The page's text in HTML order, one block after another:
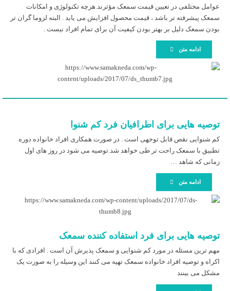
عوامل مختلفی در تعیین قیمت سمعک مؤثرند.هرچه تکنولوژی و امکانات
سمعک پیشرفته تر باشد ، قیمت محصول افزایش می یابد . البته لزوما گران تر
بودن سمعک دلیل بر بهتر بودن کیفیت آن برای تمام افراد نیست .
ادامه متن
توصیه هایی برای اطرافیان فرد کم شنوا
کم شنوایی نقص قابل توجهی است . در صورت همکاری افراد خانواده دوره
تطبیق با سمعک راحت تر طی خواهد شد.توصیه می شود در روز های اول
زمانی که شاهد …
ادامه متن
توصیه هایی برای فرد استفاده کننده سمعک
مهم ترین مسئله در مورد کم شنوایی و سمعک پذیرش آن است . افرادی که با
اکراه و توصیه افراد خانواده سمعک تهیه می کنند این وسیله را به صورت یک
مشکل می بینند